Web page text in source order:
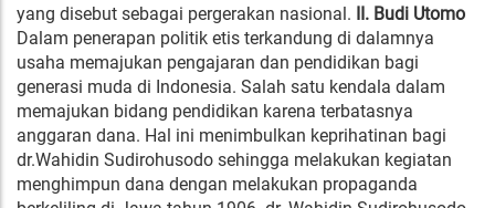
yang disebut sebagai pergerakan nasional. II. Budi Utomo
Dalam penerapan politik etis terkandung di dalamnya
usaha memajukan pengajaran dan pendidikan bagi
generasi muda di Indonesia. Salah satu kendala dalam
memajukan bidang pendidikan karena terbatasnya
anggaran dana. Hal ini menimbulkan keprihatinan bagi
dr.Wahidin Sudirohusodo sehingga melakukan kegiatan
menghimpun dana dengan melakukan propaganda